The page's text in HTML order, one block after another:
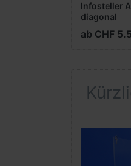
Infosteller
diagonal
ab CHF